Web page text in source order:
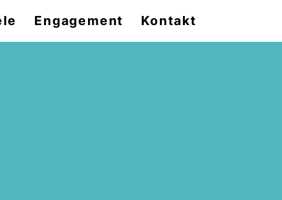
Engagement Kontakt